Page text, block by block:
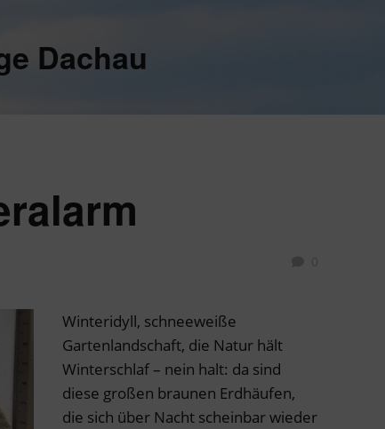
Dachau
Winteridyll, schneeweiße
Gartenlandschaft, die Natur hält
Winterschlaf – nein halt: da sind
diese großen braunen Erdhäufen,
die sich über Nacht scheinbar wieder